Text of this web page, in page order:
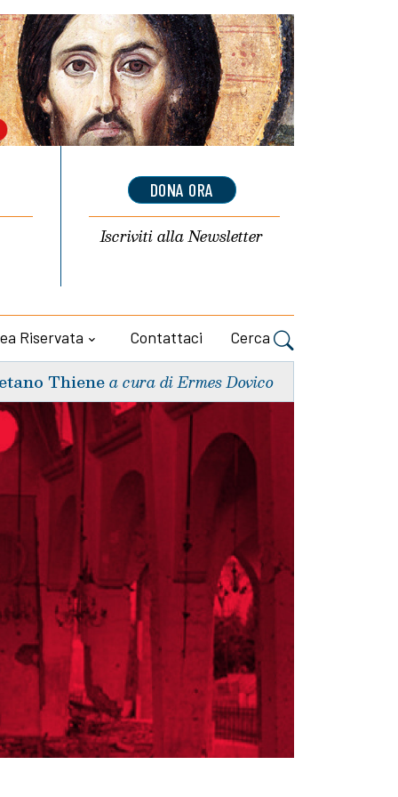
DONA ORA
Iscriviti allaNewsletter
Riservata Contattaci Cerca
Thiene a cura di Ermes Dovico